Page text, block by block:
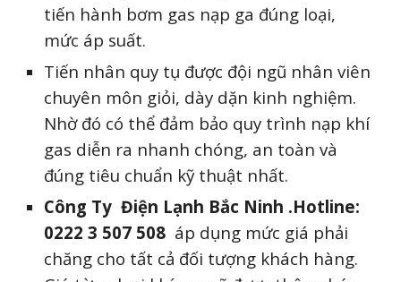
tiến hành bơm gas nạp ga đúng loại,
mức áp suất.
Tiến nhân quy tụ được đội ngũ nhân viên
chuyên môn giỏi, dày dặn kinh nghiệm.
Nhờ đó có thể đảm bảo quy trình nạp khí
gas diễn ra nhanh chóng, an toàn và
đúng tiêu chuẩn kỹ thuật nhất.
Công Ty Điện Lạnh Bắc Ninh .Hotline:
0222 3 507 508 áp dụng mức giá phải
chăng cho tất cả đối tượng khách hàng.